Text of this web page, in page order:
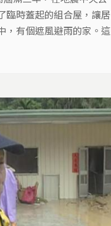
臨時蓋起的組合屋，讓居
，有個遮風避雨的家。這
居民長久居住，政府也
到現在組合屋仍是許多
數能夠順利拆除的組合
災民的計劃原本是兩年，
在土地租用的期限快到
建家園，...